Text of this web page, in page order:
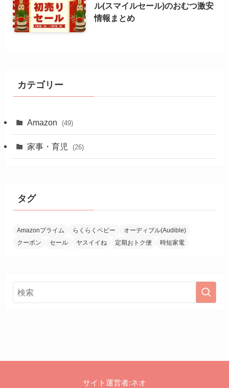
ル(スマイルセール)のおむつ激安
情報まとめ
カテゴリー
Amazon (49)
家事・育児 (26)
タグ
Amazonプライム らくらくベビー
オーディブル(Audible)
クーポン
セール ヤスイイね 定期おトク便 時短家電
サイト運営者:ネオ